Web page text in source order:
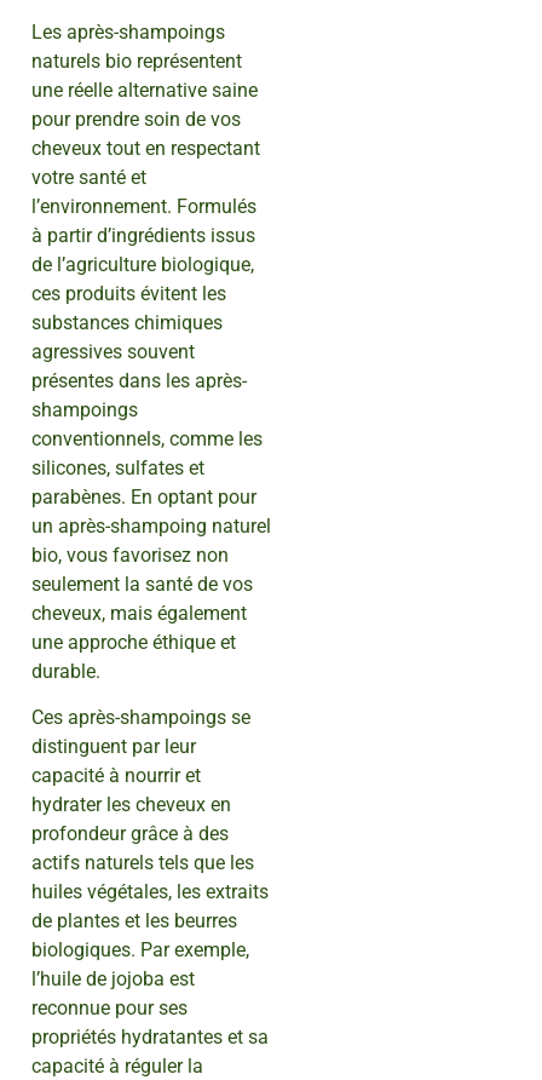
Les après-shampoings
naturels bio représentent
une réelle alternative saine
pour prendre soin de vos
cheveux tout en respectant
votre santé et
l’environnement. Formulés
à partir d’ingrédients issus
de l’agriculture biologique,
ces produits évitent les
substances chimiques
agressives souvent
présentes dans les après-
shampoings
conventionnels, comme les
silicones, sulfates et
parabènes. En optant pour
un après-shampoing naturel
bio, vous favorisez non
seulement la santé de vos
cheveux, mais également
une approche éthique et
durable.
Ces après-shampoings se
distinguent par leur
capacité à nourrir et
hydrater les cheveux en
profondeur grâce à des
actifs naturels tels que les
huiles végétales, les extraits
de plantes et les beurres
biologiques. Par exemple,
l’huile de jojoba est
reconnue pour ses
propriétés hydratantes et sa
capacité à réguler la